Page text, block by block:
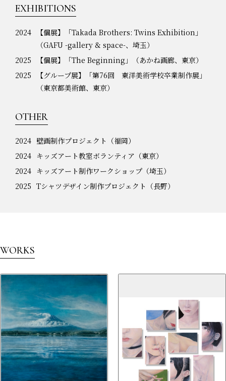
EXHIBITIONS
2024
【個展】「Takada Brothers: Twins Exhibition」
（GAFU -gallery & space-、埼玉）
2025
【個展】「The Beginning」（あかね画廊、東京）
2025
【グループ展】「第76回 東洋美術学校卒業制作展」
（東京都美術館、東京）
OTHER
2024 壁画制作プロジェクト（福岡）
2024 キッズアート教室ボランティア（東京）
2024 キッズアート制作ワークショップ（埼玉）
2025 Tシャツデザイン制作プロジェクト（長野）
WORKS